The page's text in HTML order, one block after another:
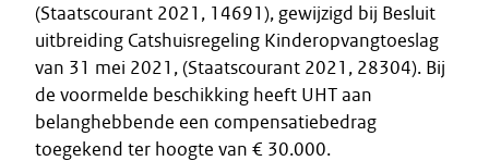
(Staatscourant 2021, 14691), gewijzigd bij Besluit
uitbreiding Catshuisregeling Kinderopvangtoeslag
van 31 mei 2021, (Staatscourant 2021, 28304). Bij
de voormelde beschikking heeft UHT aan
belanghebbende een compensatiebedrag
toegekend ter hoogte van € 30.000.